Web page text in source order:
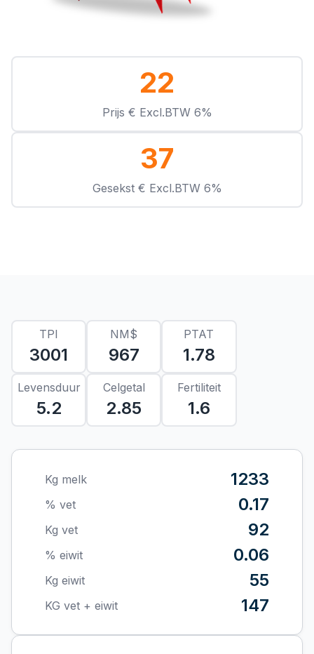
22
Prijs € Excl.BTW 6%
37
Gesekst € Excl.BTW 6%
TPI
3001
NM$
967
PTAT
1.78
Levensduur
5.2
Celgetal
2.85
Fertiliteit
1.6
Kg melk 1233
% vet 0.17
Kg vet 92
% eiwit 0.06
Kg eiwit 55
KG vet + eiwit 147